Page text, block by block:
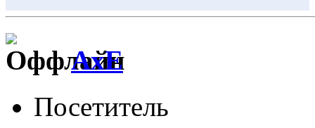
AxE
Посетитель